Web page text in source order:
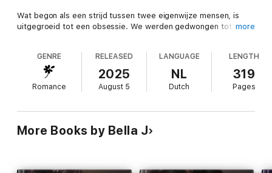
Wat begon als een strijd tussen twee eigenwijze mensen, is
uitgegroeid tot een obsessie. We werden gedwongen tot een
wat ons verbindt, zelfs als het ons dreigt te verscheuren.
Nu heeft een grote tragedie de familie Del Rossa getroffen en
iedereen geeft mij de schuld. Ik zie het in hun ogen, hoor hun
alles fout loopt.
more
GENRE
Romance
RELEASED
2025
August 5
LANGUAGE
NL
Dutch
LENGTH
319
Pages
More Books by Bella J